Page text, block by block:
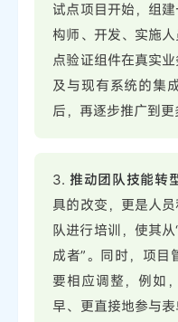
试点项目开始，组
构师、开发、实施
点验证组件在真实
及与现有系统的集
后，再逐步推广到更
3. 推动团队技能转
具的改变，更是人
队进行培训，使其从
成者”。同时，项目
要相应调整，例如
早、更直接地参与